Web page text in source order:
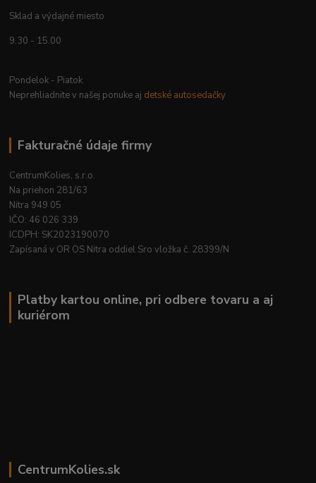
Sklad a výdajné miesto
9.30 - 15.00
Pondelok - Piatok
Neprehliadnite v našej ponuke aj detské autosedačky
Fakturačné údaje firmy
CentrumKolies, s.r.o.
Na priehon 281/63
Nitra 949 05
IČO: 46 026 339
ICDPH: SK2023190070
Zapísaná v OR OS Nitra oddiel Sro vložka č. 28399/N
Platby kartou online, pri odbere tovaru a aj
kuriérom
CentrumKolies.sk